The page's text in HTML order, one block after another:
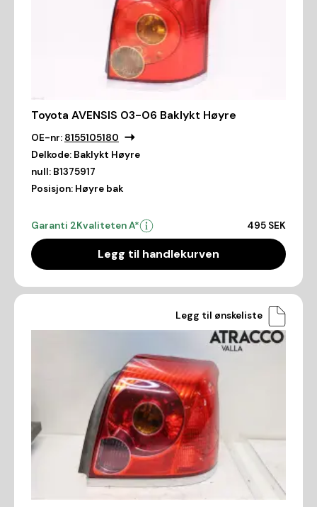
Toyota AVENSIS 03-06 Baklykt Høyre
OE-nr: 8155105180
Delkode: Baklykt Høyre
null: B1375917
Posisjon: Høyre bak
Garanti 2Kvaliteten A* 495 SEK
Legg til handlekurven
Legg til ønskeliste